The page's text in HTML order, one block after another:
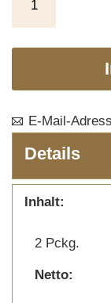
E-Mail-
Details
Inhalt:
2 Pckg.
Netto: